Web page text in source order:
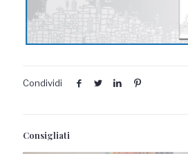
Condividi
Consigliati